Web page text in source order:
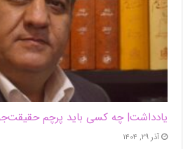
یادداشت| ‌چه کسی باید پرچم
آذر ۲۹, ۱۴۰۴